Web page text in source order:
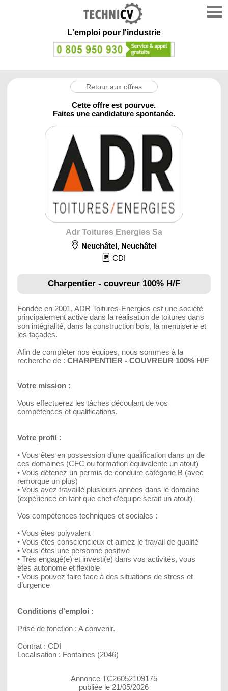
L'emploi pour l'industrie
Retour aux offres
Cette offre est pourvue.
Faites une candidature spontanée.
Adr Toitures Energies Sa
Neuchâtel, Neuchâtel
CDI
Charpentier - couvreur 100% H/F
Fondée en 2001, ADR Toitures-Energies est une société
principalement active dans la réalisation de toitures dans
son intégralité, dans la construction bois, la menuiserie et
les façades.
Afin de compléter nos équipes, nous sommes à la
recherche de : CHARPENTIER - COUVREUR 100% H/F
Votre mission :
Vous effectuerez les tâches découlant de vos
compétences et qualifications.
Votre profil :
• Vous êtes en possession d’une qualification dans un de
ces domaines (CFC ou formation équivalente un atout)
• Vous détenez un permis de conduire catégorie B (avec
remorque un plus)
• Vous avez travaillé plusieurs années dans le domaine
(expérience en tant que chef d’équipe serait un atout)
Vos compétences techniques et sociales :
• Vous êtes polyvalent
• Vous êtes consciencieux et aimez le travail de qualité
• Vous êtes une personne positive
• Très engagé(e) et investi(e) dans vos activités, vous
êtes autonome et flexible
• Vous pouvez faire face à des situations de stress et
d’urgence
Conditions d'emploi :
Prise de fonction : A convenir.
Contrat : CDI
Localisation : Fontaines (2046)
Annonce TC26052109175
publiée le 21/05/2026